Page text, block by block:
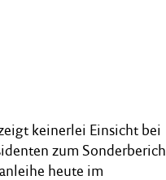
keinerlei Einsicht bei
zum
heute im